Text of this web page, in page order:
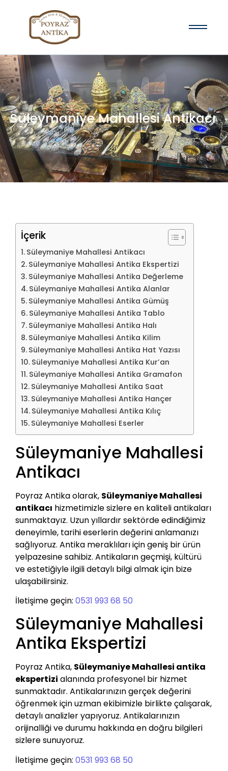
Süleymaniye Mahallesi Antikacı
İçerik
Süleymaniye Mahallesi Antikacı
Süleymaniye Mahallesi Antika Ekspertizi
Süleymaniye Mahallesi Antika Değerleme
Süleymaniye Mahallesi Antika Alanlar
Süleymaniye Mahallesi Antika Gümüş
Süleymaniye Mahallesi Antika Tablo
Süleymaniye Mahallesi Antika Halı
Süleymaniye Mahallesi Antika Kilim
Süleymaniye Mahallesi Antika Hat Yazısı
Süleymaniye Mahallesi Antika Kur’an
Süleymaniye Mahallesi Antika Gramafon
Süleymaniye Mahallesi Antika Saat
Süleymaniye Mahallesi Antika Hançer
Süleymaniye Mahallesi Antika Kılıç
Süleymaniye Mahallesi Eserler
Süleymaniye Mahallesi
Antikacı
Poyraz Antika olarak, Süleymaniye Mahallesi
antikacı hizmetimizle sizlere en kaliteli antikaları
sunmaktayız. Uzun yıllardır sektörde edindiğimiz
deneyimle, tarihi eserlerin değerini anlamanızı
sağlıyoruz. Antika meraklıları için geniş bir ürün
yelpazesine sahibiz. Antikaların geçmişi, kültürü
ve estetiğiyle ilgili detaylı bilgi almak için bize
ulaşabilirsiniz.
İletişime geçin: 0531 993 68 50
Süleymaniye Mahallesi
Antika Ekspertizi
Poyraz Antika, Süleymaniye Mahallesi antika
ekspertizi alanında profesyonel bir hizmet
sunmaktadır. Antikalarınızın gerçek değerini
öğrenmek için uzman ekibimizle birlikte çalışarak,
detaylı analizler yapıyoruz. Antikalarınızın
orijinalliği ve durumu hakkında en doğru bilgileri
sizlere sunuyoruz.
İletişime geçin: 0531 993 68 50